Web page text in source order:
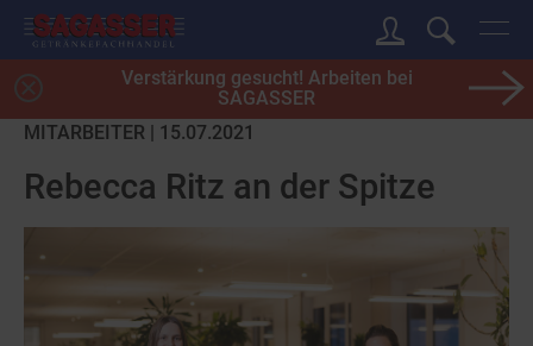
Verstärkung gesucht! Arbeiten bei
SAGASSER
MITARBEITER | 15.07.2021
Rebecca Ritz an der Spitze